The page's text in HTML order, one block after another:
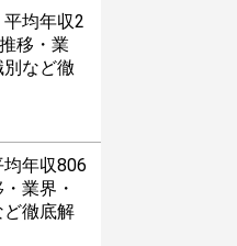
平均年収2
移・業
など徹
均年収806
業界・
徹底解